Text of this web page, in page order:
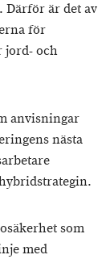
Därför är det av
för
jord- och
anvisningar
nästa
som
med